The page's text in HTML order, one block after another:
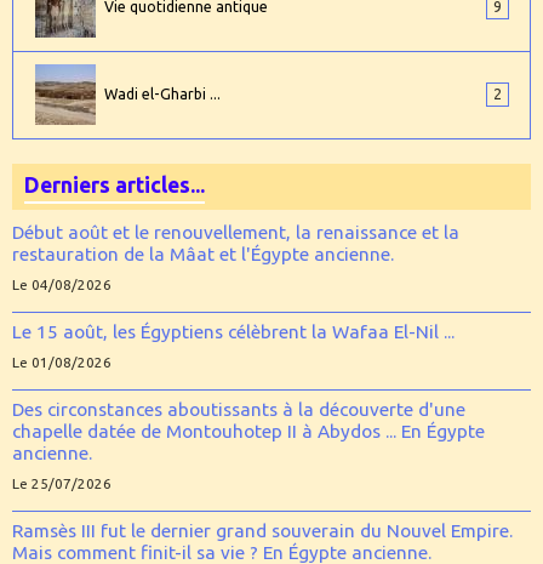
Vie quotidienne antique 9
Wadi el-Gharbi ... 2
Derniers articles...
Début août et le renouvellement, la renaissance et la
restauration de la Mâat et l'Égypte ancienne.
Le 04/08/2026
Le 15 août, les Égyptiens célèbrent la Wafaa El-Nil ...
Le 01/08/2026
Des circonstances aboutissants à la découverte d'une
chapelle datée de Montouhotep II à Abydos ... En Égypte
ancienne.
Le 25/07/2026
Ramsès III fut le dernier grand souverain du Nouvel Empire.
Mais comment finit-il sa vie ? En Égypte ancienne.